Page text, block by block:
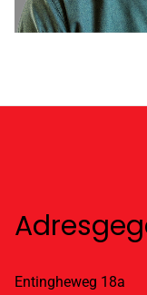
Entingheweg 18a